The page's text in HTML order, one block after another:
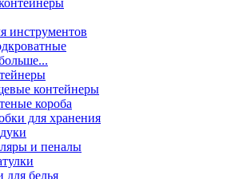
инструментов
контейнеры
короба
для хранения
и пеналы
для белья